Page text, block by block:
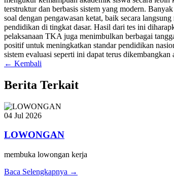
terstruktur dan berbasis sistem yang modern.
soal dengan pengawasan ketat, baik secara
pendidikan di tingkat dasar. Hasil dari tes ini
pelaksanaan TKA juga menimbulkan berbagai
positif untuk meningkatkan standar pendidikan
sistem evaluasi seperti ini dapat terus
← Kembali
Berita Terkait
04 Jul 2026
LOWONGAN
membuka lowongan kerja
Baca Selengkapnya →